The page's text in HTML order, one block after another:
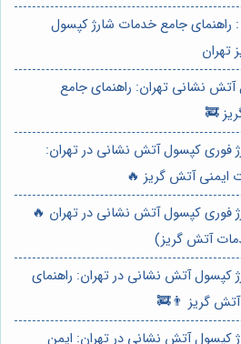
راهنمای جامع خدمات شارژ کپسول
نشانی تهران: راهنمای جامع
🚒
فوری کپسول آتش نشانی در تهران:
ایمنی آتش گریز 🔥
فوری کپسول آتش نشانی در تهران 🔥
آتش گریز)
کپسول آتش نشانی در تهران: راهنمای
گریز 👨‍🚒
کپسول آتش نشانی در تهران: ایمن